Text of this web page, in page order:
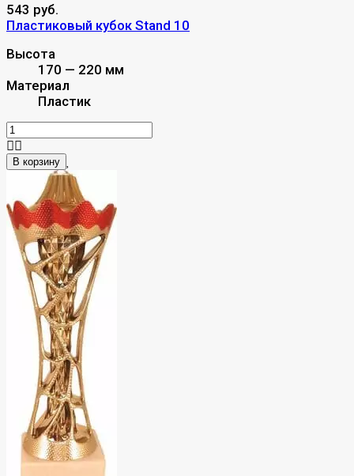
543 руб.
Пластиковый кубок Stand 10
Высота
170 — 220 мм
Материал
Пластик
В корзину